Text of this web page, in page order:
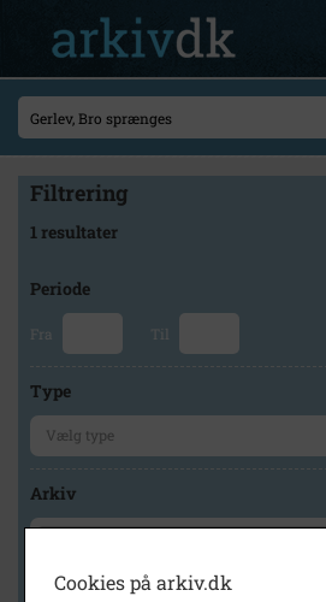
Filtrering
1 resultater
Periode
Fra Til
Type
Arkiv
Cookies på arkiv.dk